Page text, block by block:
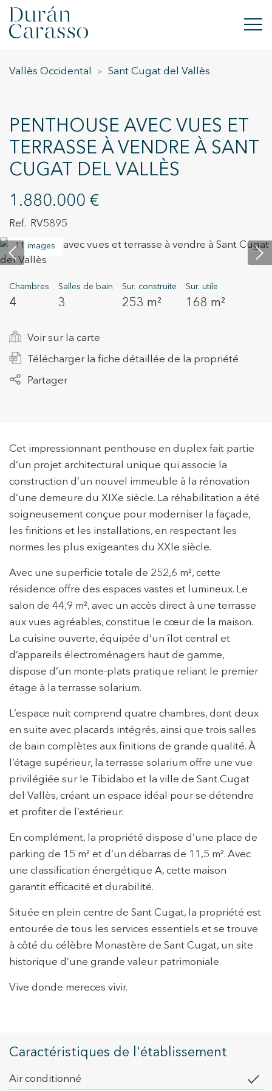
ACHETER
VENDRE
NOUVELLE CONSTRUCTION
INVESTISSEMENTS
GROUPE DC
CONTACT
Vallès Occidental Sant Cugat del Vallès
PENTHOUSE AVEC VUES ET
TERRASSE À VENDRE À SANT
CUGAT DEL VALLÈS
1.880.000 €
RV5895
11 images
Chambres
4
Salles de bain
3
Sur. construite
253 m²
Sur. utile
168 m²
Voir sur la carte
Télécharger la fiche détaillée de la propriété
Partager
Cet impressionnant penthouse en duplex fait partie
d’un projet architectural unique qui associe la
construction d’un nouvel immeuble à la rénovation
d’une demeure du XIXe siècle. La réhabilitation a été
soigneusement conçue pour moderniser la façade,
les finitions et les installations, en respectant les
normes les plus exigeantes du XXIe siècle.
Avec une superficie totale de 252,6 m², cette
résidence offre des espaces vastes et lumineux. Le
salon de 44,9 m², avec un accès direct à une terrasse
aux vues agréables, constitue le cœur de la maison.
La cuisine ouverte, équipée d’un îlot central et
d’appareils électroménagers haut de gamme,
dispose d’un monte-plats pratique reliant le premier
étage à la terrasse solarium.
L’espace nuit comprend quatre chambres, dont deux
en suite avec placards intégrés, ainsi que trois salles
de bain complètes aux finitions de grande qualité. À
l’étage supérieur, la terrasse solarium offre une vue
privilégiée sur le Tibidabo et la ville de Sant Cugat
del Vallès, créant un espace idéal pour se détendre
et profiter de l’extérieur.
En complément, la propriété dispose d’une place de
parking de 15 m² et d’un débarras de 11,5 m². Avec
une classification énergétique A, cette maison
garantit efficacité et durabilité.
Située en plein centre de Sant Cugat, la propriété est
entourée de tous les services essentiels et se trouve
à côté du célèbre Monastère de Sant Cugat, un site
historique d’une grande valeur patrimoniale.
Vive donde mereces vivir.
Caractéristiques de l'établissement
Air conditionné
Technique et Fonctionnel Toujours actif
Ce site Web utilise ses propres cookies pour collecter des
continuez à naviguer, vous acceptez leur installation.
L'utilisateur a la possibilité de configurer son navigateur,
pouvant, s'il le souhaite, empêcher leur installation sur son
action peut entraîner des difficultés de navigation sur le
site.
Analyse et Personnalisation
utilisateurs afin d'introduire des améliorations basées sur
l'analyse des données d'utilisation effectuée par les
sauvegarder les informations de préférence de l'utilisateur